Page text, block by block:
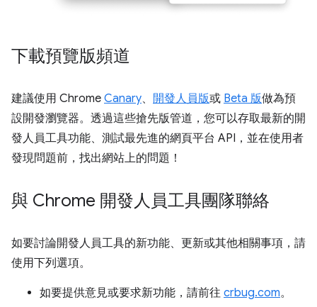
下載預覽版頻道
建議使用 Chrome Canary、 開發人員版或 Beta 版做為預
設開發瀏覽器。透過這些搶先版管道，您可以存取最新的開
發人員工具功能、測試最先進的網頁平台 API，並在使用者
發現問題前，找出網站上的問題！
與 Chrome 開發人員工具團隊聯絡
如要討論開發人員工具的新功能、更新或其他相關事項，請
使用下列選項。
如要提供意見或要求新功能，請前往 crbug.com。